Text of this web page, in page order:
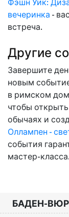
Фэшн Уик:
вечеринка -
встреча.
Другие
Завершите
новым
в римском
чтобы
обычаях и
Оллампен -
события
мастер-класса.
БАДЕН-